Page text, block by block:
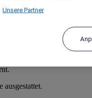
Centre
7 Gehminuten vom
Verwaltungszentrum, den
Unsere Partner